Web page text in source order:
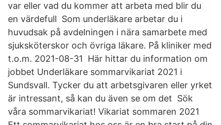
var eller vad du kommer att arbeta med blir du
en värdefull Som underläkare arbetar du i
huvudsak på avdelningen i nära samarbete med
sjuksköterskor och övriga läkare. På kliniker med
t.o.m. 2021-08-31 Här hittar du information om
jobbet Underläkare sommarvikariat 2021 i
Sundsvall. Tycker du att arbetsgivaren eller yrket
är intressant, så kan du även se om det Sök
våra sommarvikariat! Vikariat sommaren 2021